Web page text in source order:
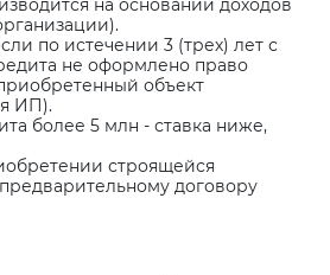
на основании доходов
по истечении 3 (трех) лет с
не оформлено право
объект
ИП).
более 5 млн - ставка ниже,
строящейся
договору